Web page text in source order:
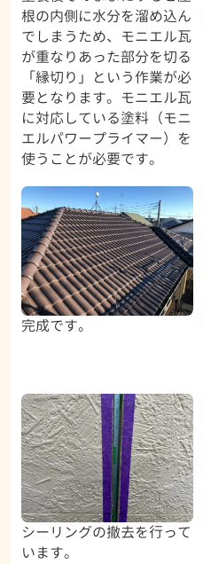
根の内側に水分を溜め込ん
でしまうため、モニエル瓦
が重なりあった部分を切る
「縁切り」という作業が必
要となります。モニエル瓦
に対応している塗料（モニ
エルパワープライマー）を
使うことが必要です。
完成です。
シーリングの撤去を行って
います。